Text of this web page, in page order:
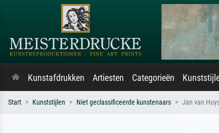
Kunstafdrukken Artiesten Categorieën
Start Kunststijlen Niet geclassificeerde kunstenaars Jan van